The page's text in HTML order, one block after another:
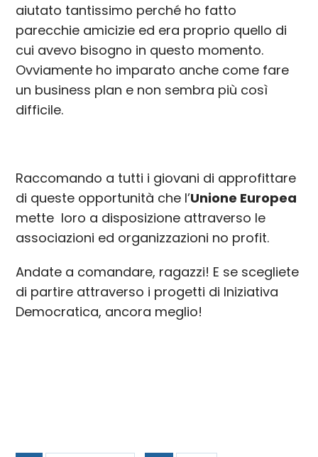
aiutato tantissimo perché ho fatto
parecchie amicizie ed era proprio quello di
cui avevo bisogno in questo momento.
Ovviamente ho imparato anche come fare
un business plan e non sembra più così
difficile.
Raccomando a tutti i giovani di approfittare
di queste opportunità che l’Unione Europea
mette loro a disposizione attraverso le
associazioni ed organizzazioni no profit.
Andate a comandare, ragazzi! E se scegliete
di partire attraverso i progetti di Iniziativa
Democratica, ancora meglio!